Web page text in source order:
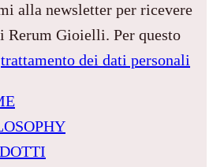
alla newsletter per ricevere
Rerum Gioielli. Per questo
trattamento dei dati personali